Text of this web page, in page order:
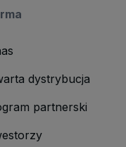
dystrybucja
partnerski